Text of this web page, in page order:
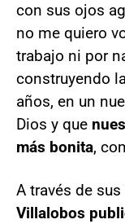
con sus ojos
no me quiero
trabajo ni por
construyendo
años, en un
Dios y que
más bonita,
A través de
Villalobos